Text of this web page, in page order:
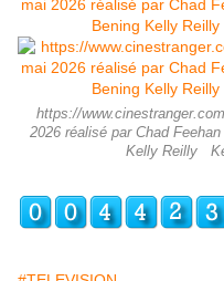
https://
2026 réalisé par Chad
Kelly Reilly